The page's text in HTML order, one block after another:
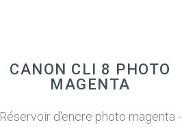
CANON CLI 8 PHOTO
MAGENTA
Réservoir d'encre photo magenta -